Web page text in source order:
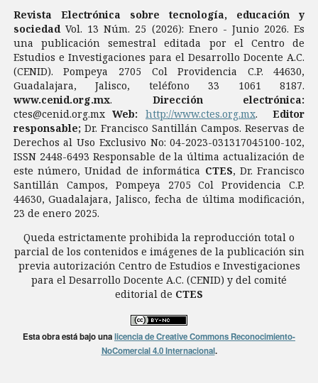
Revista Electrónica sobre tecnología, educación y
sociedad Vol. 13 Núm. 25 (2026): Enero - Junio 2026. Es
una publicación semestral editada por el Centro de
Estudios e Investigaciones para el Desarrollo Docente A.C.
(CENID). Pompeya 2705 Col Providencia C.P. 44630,
Guadalajara, Jalisco, teléfono 33 1061 8187.
www.cenid.org.mx. Dirección electrónica:
ctes@cenid.org.mxWeb: http://www.ctes.org.mx. Editor
responsable; Dr. Francisco Santillán Campos. Reservas de
Derechos al Uso Exclusivo No: 04-2023-031317045100-102,
ISSN 2448-6493 Responsable de la última actualización de
este número, Unidad de informática CTES, Dr. Francisco
Santillán Campos, Pompeya 2705 Col Providencia C.P.
44630, Guadalajara, Jalisco, fecha de última modificación,
23 de enero 2025.
Queda estrictamente prohibida la reproducción total o
parcial de los contenidos e imágenes de la publicación sin
previa autorización Centro de Estudios e Investigaciones
para el Desarrollo Docente A.C. (CENID) y del comité
editorial de CTES
Esta obra está bajo unalicencia de Creative Commons Reconocimiento-
NoComercial 4.0 Internacional.